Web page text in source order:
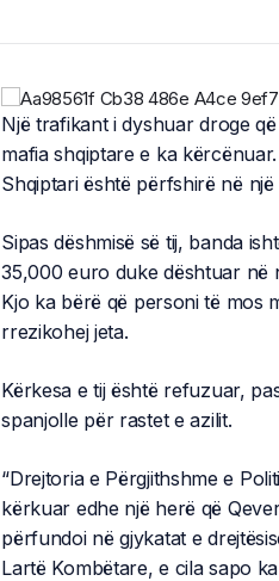
Një trafikant i dyshuar droge
mafia shqiptare e ka kërcënuar.
Shqiptari është përfshirë në
Sipas dëshmisë së tij, banda
35,000 euro duke dështuar në
Kjo ka bërë që personi të mos
rrezikohej jeta.
Kërkesa e tij është refuzuar,
spanjolle për rastet e azilit.
“Drejtoria e Përgjithshme e
kërkuar edhe një herë që
përfundoi në gjykatat e
Lartë Kombëtare, e cila sapo